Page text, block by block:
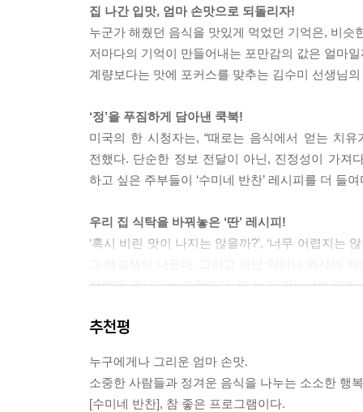
집 나간 입맛, 엄마 손맛으로 되돌리자!
누군가 해줬던 음식을 맛있게 먹었던 기억은, 비
저마다의 기억이 만들어내는 포만감의 값은 얼마일
계량보다는 맛에 포커스를 맞추는 김수미 선생님
‘정’을 푸짐하게 담아낸 쿡북!
미국의 한 시청자는, “때로는 음식에서 얻는 치
전했다. 단순한 정보 전달이 아닌, 진정성이 가져
하고 싶은 주부들이 ‘수미네 반찬’ 레시피를 더 들
우리 집 식탁을 바꿔놓은 ‘딴’ 레시피!
‘혹시 비린 맛이 나지는 않을까?’, ‘너무 어렵지는
정량의 레시피는 가족마다, 또 누가 먹느냐에 따
김수미 선생님의 비법 전수가 끝나면 같은 식
풍성하고 다양하게 만드는 포인트다.
추천평
누구에게나 그리운 엄마 손맛.
소중한 사람들과 정겨운 음식을 나누는 소소한 행
[수미네 반찬], 참 좋은 프로그램이다.